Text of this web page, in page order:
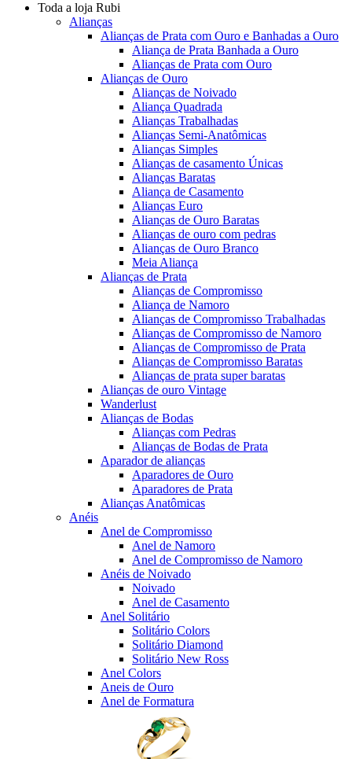
Toda a loja Rubi
Alianças
Alianças de Prata com Ouro e Banhadas a Ouro
Aliança de Prata Banhada a Ouro
Alianças de Prata com Ouro
Alianças de Ouro
Alianças de Noivado
Aliança Quadrada
Alianças Trabalhadas
Alianças Semi-Anatômicas
Alianças Simples
Alianças de casamento Únicas
Alianças Baratas
Aliança de Casamento
Alianças Euro
Alianças de Ouro Baratas
Alianças de ouro com pedras
Alianças de Ouro Branco
Meia Aliança
Alianças de Prata
Alianças de Compromisso
Aliança de Namoro
Alianças de Compromisso Trabalhadas
Alianças de Compromisso de Namoro
Alianças de Compromisso de Prata
Alianças de Compromisso Baratas
Alianças de prata super baratas
Alianças de ouro Vintage
Wanderlust
Alianças de Bodas
Alianças com Pedras
Alianças de Bodas de Prata
Aparador de alianças
Aparadores de Ouro
Aparadores de Prata
Alianças Anatômicas
Anéis
Anel de Compromisso
Anel de Namoro
Anel de Compromisso de Namoro
Anéis de Noivado
Noivado
Anel de Casamento
Anel Solitário
Solitário Colors
Solitário Diamond
Solitário New Ross
Anel Colors
Aneis de Ouro
Anel de Formatura